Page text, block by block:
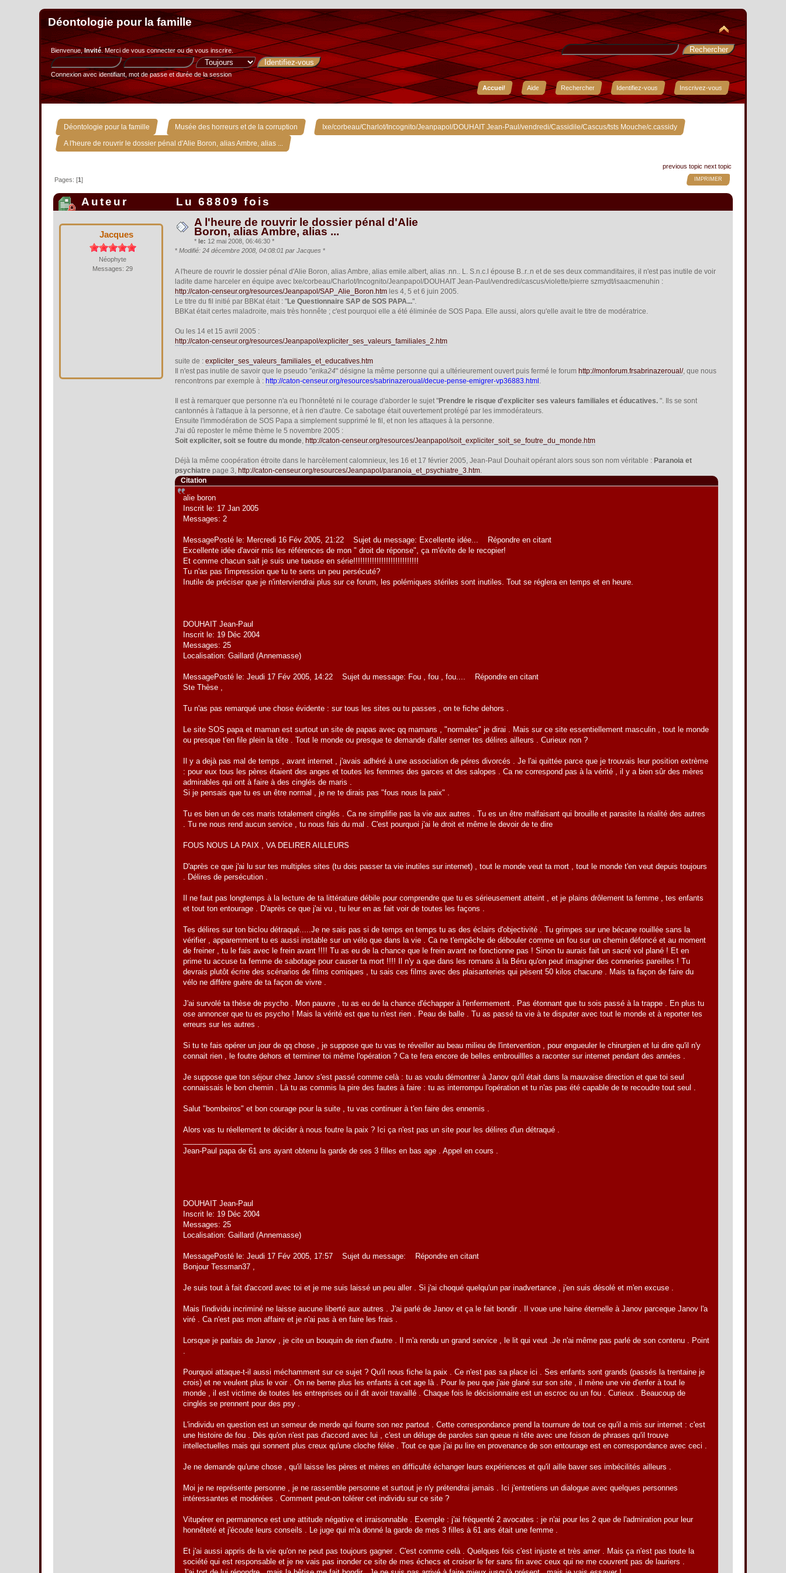
Déontologie pour la famille
Bienvenue,Invité. Merci devous connecterou devous inscrire.
Connexion avec identifiant, mot de passe et durée de la session
Accueil
Aide Rechercher Identifiez-vous Inscrivez-vous
Déontologie pour la famille » Musée des horreurs et de la corruption » Ixe/corbeau/Charlot/Incognito/Jeanpapol/DOUHAIT Jean-Paul/vendredi/Cassidile/Cascus/tsts Mouche/c.cassidy »
A l'heure de rouvrir le dossier pénal d'Alie Boron, alias Ambre, alias ...
previous topic next topic
IMPRIMER
Pages: [1]
Auteur Lu 68809 fois
Jacques
Néophyte
Messages: 29
A l'heure de rouvrir le dossier pénal d'Alie
Boron, alias Ambre, alias ...
* le: 12 mai 2008, 06:46:30 *
*Modifié: 24 décembre 2008, 04:08:01 par Jacques *
A l'heure de rouvrir le dossier pénal d'Alie Boron, alias Ambre, alias emile.albert, alias .nn.. L. S.n.c.l épouse B..r..n et de ses deux commanditaires, il n'est pas inutile de voir
ladite dame harceler en équipe avec Ixe/corbeau/Charlot/Incognito/Jeanpapol/DOUHAIT Jean-Paul/vendredi/cascus/violette/pierre szmydt/isaacmenuhin :
http://caton-censeur.org/resources/Jeanpapol/SAP_Alie_Boron.htm les 4, 5 et 6 juin 2005.
Le titre du fil initié par BBKat était : "Le Questionnaire SAP de SOS PAPA...".
BBKat était certes maladroite, mais très honnête ; c'est pourquoi elle a été éliminée de SOS Papa. Elle aussi, alors qu'elle avait le titre de modératrice.
Ou les 14 et 15 avril 2005 :
http://caton-censeur.org/resources/Jeanpapol/expliciter_ses_valeurs_familiales_2.htm
suite de :expliciter_ses_valeurs_familiales_et_educatives.htm
Il n'est pas inutile de savoir que le pseudo "erika24" désigne la même personne qui a ultérieurement ouvert puis fermé le forum http://monforum.frsabrinazeroual/, que nous
rencontrons par exemple à : http://caton-censeur.org/resources/sabrinazeroual/decue-pense-emigrer-vp36883.html .
Il est à remarquer que personne n'a eu l'honnêteté ni le courage d'aborder le sujet "Prendre le risque d'expliciter ses valeurs familiales et éducatives.". Ils se sont
cantonnés à l'attaque à la personne, et à rien d'autre. Ce sabotage était ouvertement protégé par les immodérateurs.
Ensuite l'immodération de SOS Papa a simplement supprimé le fil, et non les attaques à la personne.
J'ai dû reposter le même thème le 5 novembre 2005 :
Soit expliciter, soit se foutre du monde, http://caton-censeur.org/resources/Jeanpapol/soit_expliciter_soit_se_foutre_du_monde.htm
Déjà la même coopération étroite dans le harcèlement calomnieux, les 16 et 17 février 2005, Jean-Paul Douhait opérant alors sous son nom véritable : Paranoia et
psychiatre page 3, http://caton-censeur.org/resources/Jeanpapol/paranoia_et_psychiatre_3.htm.
Citation
alie boron
Inscrit le: 17 Jan 2005
Messages: 2
MessagePosté le: Mercredi 16 Fév 2005, 21:22 Sujet du message: Excellente idée... Répondre en citant
Excellente idée d'avoir mis les références de mon " droit de réponse", ça m'évite de le recopier!
Et comme chacun sait je suis une tueuse en série!!!!!!!!!!!!!!!!!!!!!!!!!!!!
Tu n'as pas l'impression que tu te sens un peu persécuté?
Inutile de préciser que je n'interviendrai plus sur ce forum, les polémiques stériles sont inutiles. Tout se réglera en temps et en heure.
DOUHAIT Jean-Paul
Inscrit le: 19 Déc 2004
Messages: 25
Localisation: Gaillard (Annemasse)
MessagePosté le: Jeudi 17 Fév 2005, 14:22 Sujet du message: Fou , fou , fou.... Répondre en citant
Ste Thèse ,
Tu n'as pas remarqué une chose évidente : sur tous les sites ou tu passes , on te fiche dehors .
Le site SOS papa et maman est surtout un site de papas avec qq mamans , "normales" je dirai . Mais sur ce site essentiellement masculin , tout le monde
ou presque t'en file plein la tête . Tout le monde ou presque te demande d'aller semer tes délires ailleurs . Curieux non ?
Il y a dejà pas mal de temps , avant internet , j'avais adhéré à une association de péres divorcés . Je l'ai quittée parce que je trouvais leur position extrème
: pour eux tous les pères étaient des anges et toutes les femmes des garces et des salopes . Ca ne correspond pas à la vérité , il y a bien sûr des mères
admirables qui ont à faire à des cinglés de maris .
Si je pensais que tu es un être normal , je ne te dirais pas "fous nous la paix" .
Tu es bien un de ces maris totalement cinglés . Ca ne simplifie pas la vie aux autres . Tu es un être malfaisant qui brouille et parasite la réalité des autres
. Tu ne nous rend aucun service , tu nous fais du mal . C'est pourquoi j'ai le droit et même le devoir de te dire
FOUS NOUS LA PAIX , VA DELIRER AILLEURS
D'après ce que j'ai lu sur tes multiples sites (tu dois passer ta vie inutiles sur internet) , tout le monde veut ta mort , tout le monde t'en veut depuis toujours
. Délires de persécution .
Il ne faut pas longtemps à la lecture de ta littérature débile pour comprendre que tu es sérieusement atteint , et je plains drôlement ta femme , tes enfants
et tout ton entourage . D'après ce que j'ai vu , tu leur en as fait voir de toutes les façons .
Tes délires sur ton biclou détraqué.....Je ne sais pas si de temps en temps tu as des éclairs d'objectivité . Tu grimpes sur une bécane rouillée sans la
vérifier , apparemment tu es aussi instable sur un vélo que dans la vie . Ca ne t'empêche de débouler comme un fou sur un chemin défoncé et au moment
de freiner , tu le fais avec le frein avant !!!! Tu as eu de la chance que le frein avant ne fonctionne pas ! Sinon tu aurais fait un sacré vol plané ! Et en
prime tu accuse ta femme de sabotage pour causer ta mort !!!! Il n'y a que dans les romans à la Béru qu'on peut imaginer des conneries pareilles ! Tu
devrais plutôt écrire des scénarios de films comiques , tu sais ces films avec des plaisanteries qui pèsent 50 kilos chacune . Mais ta façon de faire du
vélo ne diffère guère de ta façon de vivre .
J'ai survolé ta thèse de psycho . Mon pauvre , tu as eu de la chance d'échapper à l'enfermement . Pas étonnant que tu sois passé à la trappe . En plus tu
ose annoncer que tu es psycho ! Mais la vérité est que tu n'est rien . Peau de balle . Tu as passé ta vie à te disputer avec tout le monde et à reporter tes
erreurs sur les autres .
Si tu te fais opérer un jour de qq chose , je suppose que tu vas te réveiller au beau milieu de l'intervention , pour engueuler le chirurgien et lui dire qu'il n'y
connait rien , le foutre dehors et terminer toi même l'opération ? Ca te fera encore de belles embrouillles a raconter sur internet pendant des années .
Je suppose que ton séjour chez Janov s'est passé comme celà : tu as voulu démontrer à Janov qu'il était dans la mauvaise direction et que toi seul
connaissais le bon chemin . Là tu as commis la pire des fautes à faire : tu as interrompu l'opération et tu n'as pas été capable de te recoudre tout seul .
Salut "bombeiros" et bon courage pour la suite , tu vas continuer à t'en faire des ennemis .
Alors vas tu réellement te décider à nous foutre la paix ? Ici ça n'est pas un site pour les délires d'un détraqué .
Jean-Paul papa de 61 ans ayant obtenu la garde de ses 3 filles en bas age . Appel en cours .
DOUHAIT Jean-Paul
Inscrit le: 19 Déc 2004
Messages: 25
Localisation: Gaillard (Annemasse)
MessagePosté le: Jeudi 17 Fév 2005, 17:57 Sujet du message: Répondre en citant
Bonjour Tessman37 ,
Je suis tout à fait d'accord avec toi et je me suis laissé un peu aller . Si j'ai choqué quelqu'un par inadvertance , j'en suis désolé et m'en excuse .
Mais l'individu incriminé ne laisse aucune liberté aux autres . J'ai parlé de Janov et ça le fait bondir . Il voue une haine éternelle à Janov parceque Janov l'a
viré . Ca n'est pas mon affaire et je n'ai pas à en faire les frais .
Lorsque je parlais de Janov , je cite un bouquin de rien d'autre . Il m'a rendu un grand service , le lit qui veut .Je n'ai même pas parlé de son contenu . Point
.
Pourquoi attaque-t-il aussi méchamment sur ce sujet ? Qu'il nous fiche la paix . Ce n'est pas sa place ici . Ses enfants sont grands (passés la trentaine je
crois) et ne veulent plus le voir . On ne berne plus les enfants à cet age là . Pour le peu que j'aie glané sur son site , il mène une vie d'enfer à tout le
monde , il est victime de toutes les entreprises ou il dit avoir travaillé . Chaque fois le décisionnaire est un escroc ou un fou . Curieux . Beaucoup de
cinglés se prennent pour des psy .
L'individu en question est un semeur de merde qui fourre son nez partout . Cette correspondance prend la tournure de tout ce qu'il a mis sur internet : c'est
une histoire de fou . Dès qu'on n'est pas d'accord avec lui , c'est un déluge de paroles san queue ni tête avec une foison de phrases qu'il trouve
intellectuelles mais qui sonnent plus creux qu'une cloche félée . Tout ce que j'ai pu lire en provenance de son entourage est en correspondance avec ceci .
Je ne demande qu'une chose , qu'il laisse les pères et mères en difficulté échanger leurs expériences et qu'il aille baver ses imbécilités ailleurs .
Moi je ne représente personne , je ne rassemble personne et surtout je n'y prétendrai jamais . Ici j'entretiens un dialogue avec quelques personnes
intéressantes et modérées . Comment peut-on tolérer cet individu sur ce site ?
Vitupérer en permanence est une attitude négative et irraisonnable . Exemple : j'ai fréquenté 2 avocates : je n'ai pour les 2 que de l'admiration pour leur
honnêteté et j'écoute leurs conseils . Le juge qui m'a donné la garde de mes 3 filles à 61 ans était une femme .
Et j'ai aussi appris de la vie qu'on ne peut pas toujours gagner . C'est comme celà . Quelques fois c'est injuste et très amer . Mais ça n'est pas toute la
société qui est responsable et je ne vais pas inonder ce site de mes échecs et croiser le fer sans fin avec ceux qui ne me couvrent pas de lauriers .